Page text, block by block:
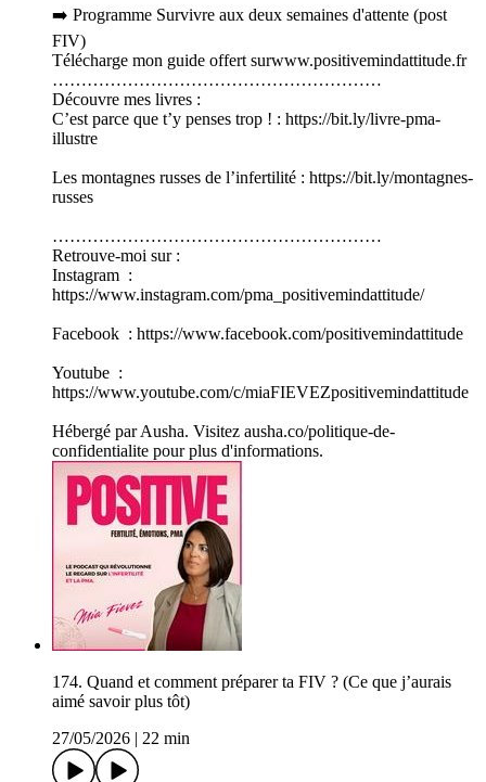
➡️ Programme Survivre aux deux semaines d'attente (post
FIV)
Télécharge mon guide offert surwww.positivemindattitude.fr
…………………………………………………
Découvre mes livres :
C’est parce que t’y penses trop ! : https://bit.ly/livre-pma-
illustre
Les montagnes russes de l’infertilité : https://bit.ly/montagnes-
russes
…………………………………………………
Retrouve-moi sur :
Instagram :
https://www.instagram.com/pma_positivemindattitude/
Facebook : https://www.facebook.com/positivemindattitude
Youtube :
https://www.youtube.com/c/miaFIEVEZpositivemindattitude
Hébergé par Ausha. Visitez ausha.co/politique-de-
confidentialite pour plus d'informations.
174. Quand et comment préparer ta FIV ? (Ce que j’aurais
aimé savoir plus tôt)
27/05/2026
22 min